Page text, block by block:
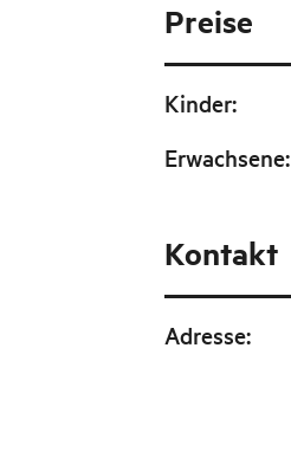
Preise
Kinder:
Erwachsene:
Kontakt
Adresse: